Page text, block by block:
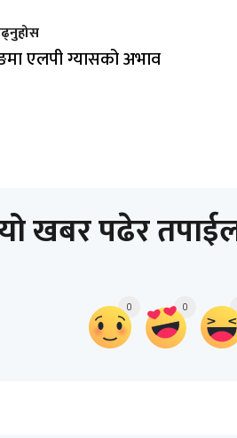
एलपी ग्यासको अभाव
खबर पढेर
0 0